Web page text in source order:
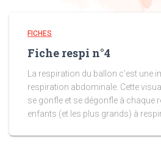
FICHES
Fiche respi n°4
La respiration du ballon c’est une
respiration abdominale. Cette
se gonfle et se dégonfle à chaque
enfants (et les plus grands) à